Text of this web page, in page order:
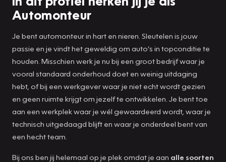
Automonteur
Je bent automonteur in hart en nieren. Sleutelen is jouw
passie en je vindt het geweldig om auto’s in topconditie te
houden. Misschien werk je nu bij een groot bedrijf waar je
vooral standaard onderhoud doet en weinig uitdaging
hebt, of bij een werkgever waar je niet echt wordt gezien
en geen ruimte krijgt om jezelf te ontwikkelen. Je bent toe
aan een werkplek waar je wél gewaardeerd wordt, waar je
technisch uitgedaagd blijft en waar je onderdeel bent van
een hecht team.
Bij ons ben jij helemaal op je plek omdat je aan alle soorten